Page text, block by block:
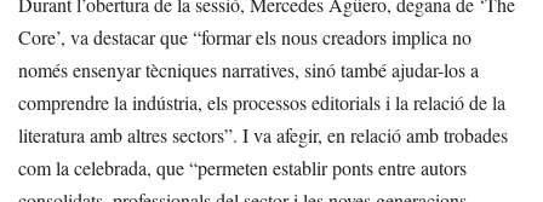
Core’, va destacar que “formar els nous creadors implica no
només ensenyar tècniques narratives, sinó també ajudar-los a
comprendre la indústria, els processos editorials i la relació de la
literatura amb altres sectors”. I va afegir, en relació amb trobades
com la celebrada, que “permeten establir ponts entre autors